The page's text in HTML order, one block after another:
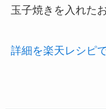
玉子焼きを入れた
詳細を楽天レシピ